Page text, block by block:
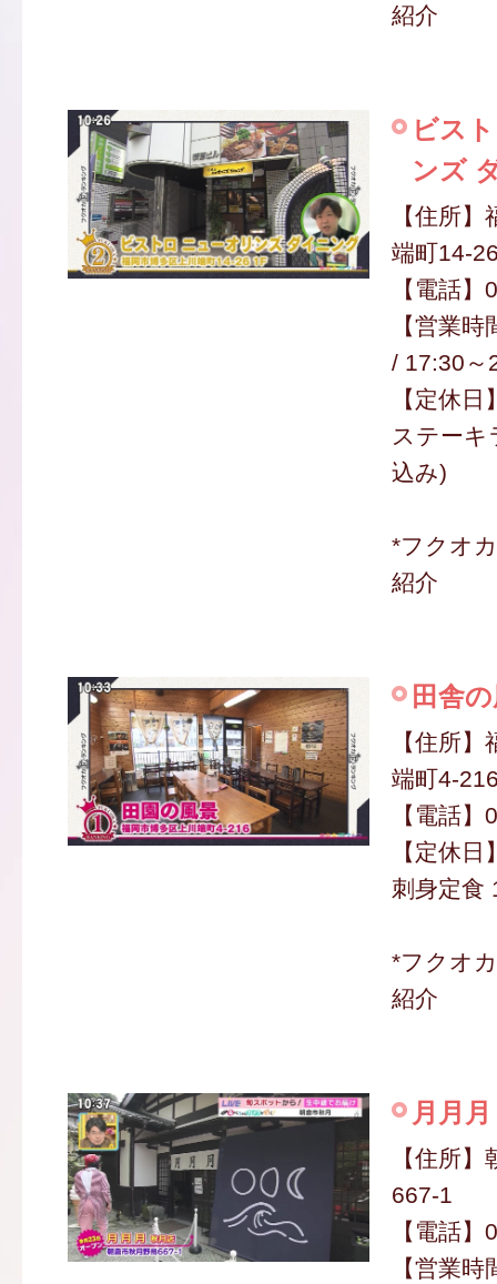
紹介
ビス
ンズ
【住所
端町14-
【電話
【営業
/ 17:30～
【定休
ステーキ
込み)
*フクオ
紹介
田舎
【住所
端町4-
【電話
【定休
刺身定食
*フクオ
紹介
月月
【住所
667-1
【電話
【営業